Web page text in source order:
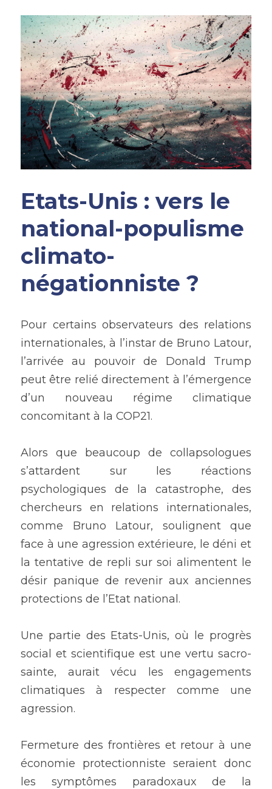
Etats-Unis : vers le
national-populisme
climato-
négationniste ?
Pour certains observateurs des relations
internationales, à l’instar de Bruno Latour,
l’arrivée au pouvoir de Donald Trump
peut être relié directement à l’émergence
d’un nouveau régime climatique
concomitant à la COP21.
Alors que beaucoup de collapsologues
s’attardent sur les réactions
psychologiques de la catastrophe, des
chercheurs en relations internationales,
comme Bruno Latour, soulignent que
face à une agression extérieure, le déni et
la tentative de repli sur soi alimentent le
désir panique de revenir aux anciennes
protections de l’Etat national.
Une partie des Etats-Unis, où le progrès
social et scientifique est une vertu sacro-
sainte, aurait vécu les engagements
climatiques à respecter comme une
agression.
Fermeture des frontières et retour à une
économie protectionniste seraient donc
les symptômes paradoxaux de la